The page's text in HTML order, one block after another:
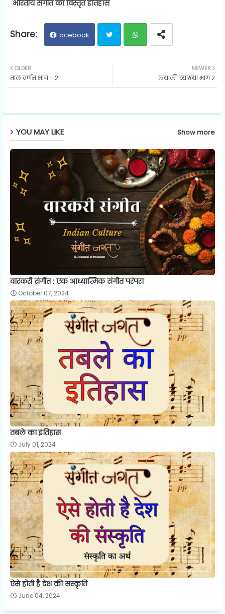
भारतीय संगीत का विस्तृत इतिहास
Facebook
NEWER
लय की व्याख्या भाग २
OLDER
ताल वर्णन भाग - २
YOU MAY LIKE Show more
वारकरी संगीत : एक आध्यात्मिक संगीत परंपरा
October 07, 2024
तबले का इतिहास
July 01, 2024
ऐसे होती है देश की संस्कृति
June 04, 2024